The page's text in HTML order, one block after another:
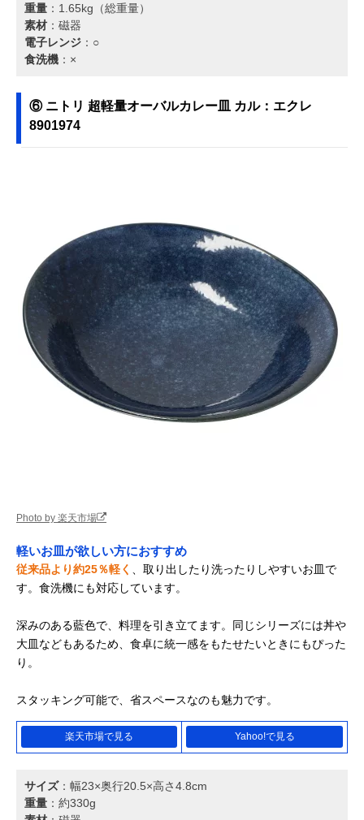
重量 ：1.65kg（総重量）
素材 ：磁器
電子レンジ ：○
食洗機 ：×
⑥ ニトリ 超軽量オーバルカレー皿 カル：エクレ
8901974
Photo by 楽天市場
軽いお皿が欲しい方におすすめ
従来品より約25％軽く
、取り出したり洗ったりしやすいお皿で
す。食洗機にも対応しています。
深みのある藍色で、料理を引き立てます。同じシリーズには丼や
大皿などもあるため、食卓に統一感をもたせたいときにもぴった
り。
スタッキング可能で、省スペースなのも魅力です。
楽天市場で見る Yahoo!で見る
サイズ：幅23×奥行20.5×高さ4.8cm
重量 ：約330g